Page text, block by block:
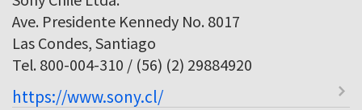
Ave. Presidente Kennedy No. 8017
Las Condes, Santiago
Tel. 800-004-310 / (56) (2) 29884920
https://www.sony.cl/